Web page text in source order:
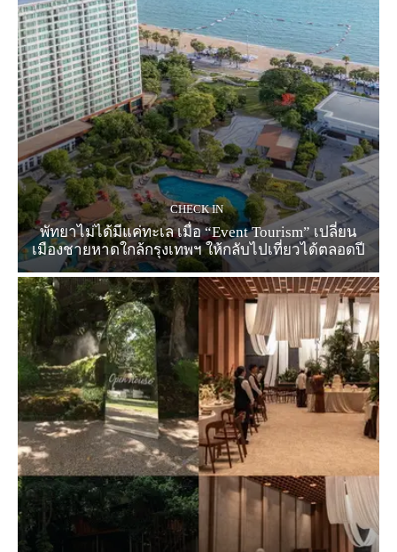
CHECK IN
พัทยาไม่ได้มีแค่ทะเล เมื่อ “Event Tourism” เปลี่ยน
เมืองชายหาดใกล้กรุงเทพฯ ให้กลับไปเที่ยวได้ตลอดปี